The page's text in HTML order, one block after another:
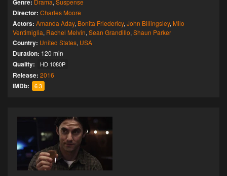
Genre: Drama, Suspense
Director: Charles Moore
Actors: Amanda Aday, Bonita Friedericy, John Billingsley, Milo
Ventimiglia, Rachel Melvin, Sean Grandillo, Shaun Parker
Country: United States, USA
Duration: 120 min
Quality: HD 1080P
Release: 2016
IMDb: 6.3